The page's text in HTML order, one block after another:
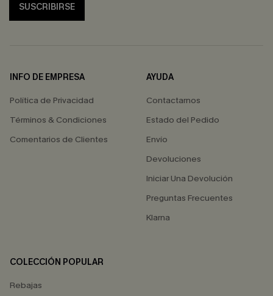
SUSCRIBIRSE
INFO DE EMPRESA
Política de Privacidad
Términos & Condiciones
Comentarios de Clientes
AYUDA
Contactarnos
Estado del Pedido
Envío
Devoluciones
Iniciar Una Devolución
Preguntas Frecuentes
Klarna
COLECCIÓN POPULAR
Rebajas